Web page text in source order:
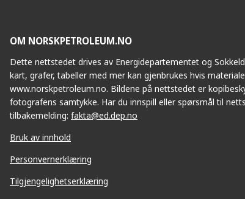
OM NORSKPETROLEUM.NO
Dette nettstedet drives av Energidepartementet og
kart, grafer, tabeller med mer kan gjenbrukes hvis
www.norskpetroleum.no. Bildene på nettstedet er
fotografens samtykke. Har du innspill eller spørsmål til
tilbakemelding: fakta@ed.dep.no
Bruk av innhold
Personvernerklæring
Tilgjengelighetserklæring